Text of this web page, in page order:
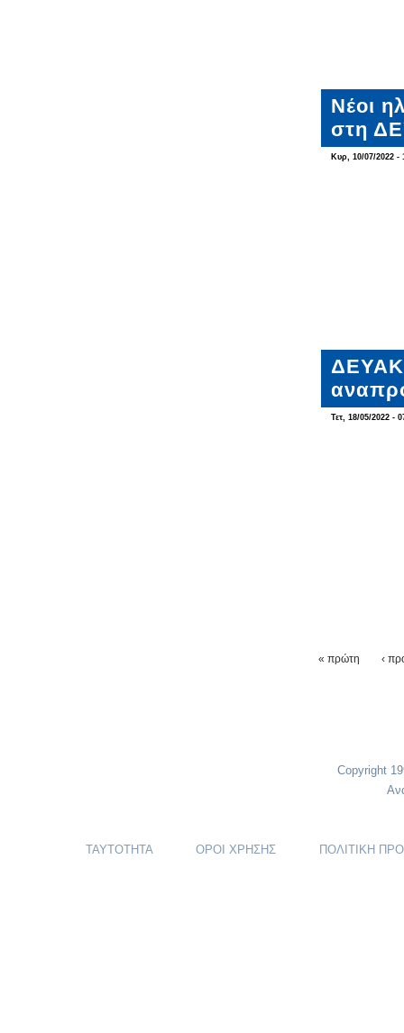
Νέοι
στη
Κυρ, 10/07/2022 -
Τετ, 18/05/2022 -
« πρώτη ‹
Copyright
ΤΑΥΤΟΤΗΤΑ ΟΡΟΙ ΧΡΗΣΗΣ ΠΟΛΙΤΙΚΗ